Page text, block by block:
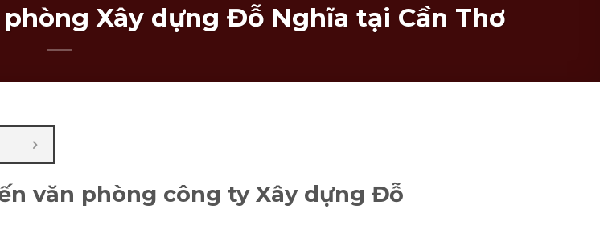
Xây dựng Đỗ Nghĩa tại Cần Thơ
văn phòng công ty Xây dựng Đỗ